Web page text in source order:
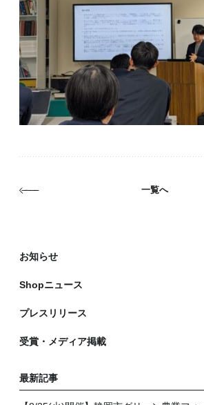
静岡市オーガニッ
一覧へ
お知らせ
Shopニュース
プレスリリース
受賞・メディア掲載
最新記事